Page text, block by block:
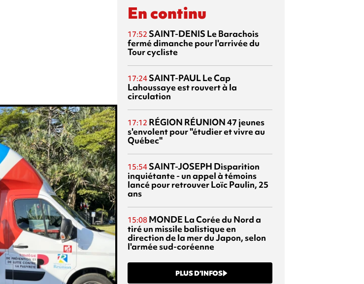
En continu
17:52 SAINT-DENIS Le Barachois
fermé dimanche pour l'arrivée du
Tour cycliste
17:24 SAINT-PAULLe Cap
Lahoussaye est rouvert à la
circulation
17:12 RÉGION RÉUNION47 jeunes
s'envolent pour "étudier et vivre au
Québec"
15:54 SAINT-JOSEPH Disparition
inquiétante - un appel à témoins
lancé pour retrouver Loïc Paulin, 25
ans
15:08 MONDE La Corée du Nord a
tiré un missile balistique en
direction de la mer du Japon, selon
l'armée sud-coréenne
PLUS D’INFOS